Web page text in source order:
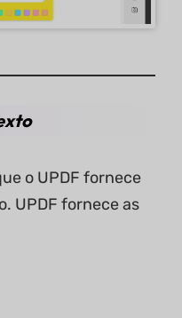
o UPDF fornece
UPDF fornece as